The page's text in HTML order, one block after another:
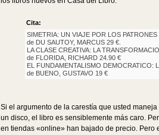
Cita:
SIMETRIA: UN VIAJE POR LOS PATRONES
de DU SAUTOY, MARCUS 29 €.
LA CLASE CREATIVA: LA
de FLORIDA, RICHARD 24.90 €
EL FUNDAMENTALISMO DEMOCRATICO:
de BUENO, GUSTAVO 19 €
Si el argumento de la carestía que usted
un disco, el libro es sensiblemente más caro.
en tiendas «online» han bajado de precio. Pero